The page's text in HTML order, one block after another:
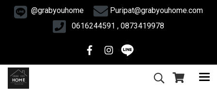
@grabyouhome
Puripat@grabyouhome.com
0616244591 , 0873419978